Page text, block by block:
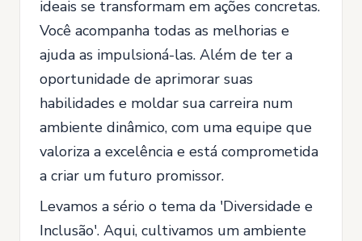
ideais se transformam em ações concretas.
Você acompanha todas as melhorias e
ajuda as impulsioná-las. Além de ter a
oportunidade de aprimorar suas
habilidades e moldar sua carreira num
ambiente dinâmico, com uma equipe que
valoriza a excelência e está comprometida
a criar um futuro promissor.
Levamos a sério o tema da 'Diversidade e
Inclusão'. Aqui, cultivamos um ambiente